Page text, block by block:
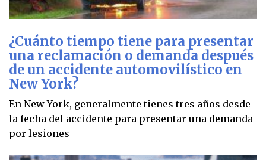
¿Cuánto tiempo tiene para presentar
una reclamación o demanda después
de un accidente automovilístico en
New York?
En New York, generalmente tienes tres años desde
la fecha del accidente para presentar una demanda
por lesiones